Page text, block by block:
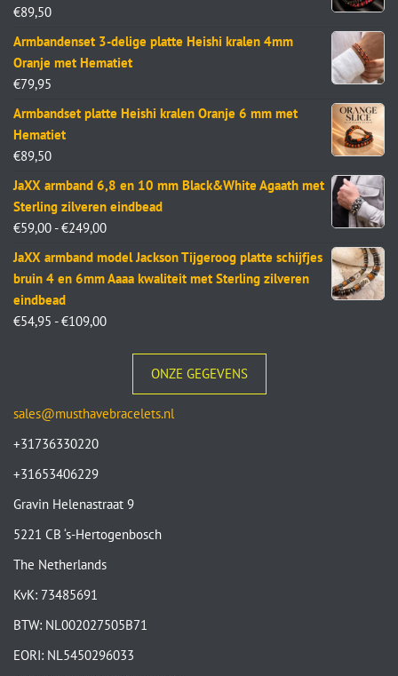
€89,50
Armbandenset 3-delige platte Heishi kralen 4mm
Oranje met Hematiet
€79,95
Armbandset platte Heishi kralen Oranje 6 mm met
Hematiet
€89,50
JaXX armband 6,8 en 10 mm Black&White Agaath met
Sterling zilveren eindbead
€59,00 - €249,00
JaXX armband model Jackson Tijgeroog platte schijfjes
bruin 4 en 6mm Aaaa kwaliteit met Sterling zilveren
eindbead
€54,95 - €109,00
ONZE GEGEVENS
sales@musthavebracelets.nl
+31736330220
+31653406229
Gravin Helenastraat 9
5221 CB ‘s-Hertogenbosch
The Netherlands
KvK: 73485691
BTW: NL002027505B71
EORI: NL5450296033